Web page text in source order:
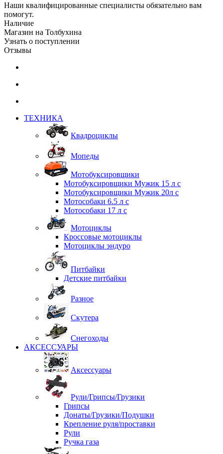
Наши квалифицированные специалисты обязательно вам
помогут.
Наличие
Магазин на Толбухина
Узнать о поступлении
Отзывы
ТЕХНИКА
Квадроциклы
Мопеды
Мотобуксировщики
Мотобуксировщики Мужик 15 л с
Мотобуксировщики Мужик 20л с
Мотособаки 6.5 л с
Мотособаки 17 л с
Мотоциклы
Кроссовые мотоциклы
Мотоциклы эндуро
Питбайки
Детские питбайки
Разное
Скутера
Снегоходы
АКСЕССУАРЫ
Аксессуары
Рули/Грипсы/Грузики
Грипсы
Донаты/Грузики/Подушки
Крепление руля/проставки
Рули
Ручка газа